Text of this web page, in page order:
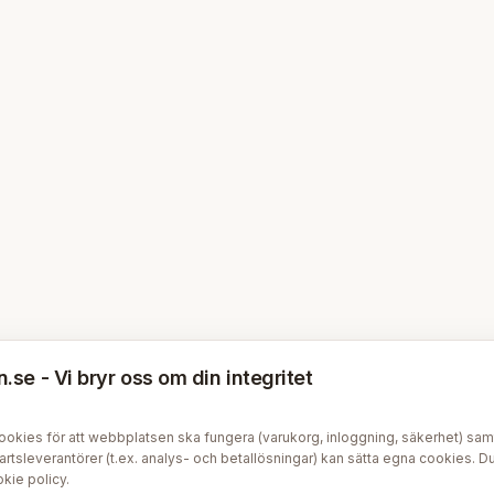
- Vi bryr oss om din integritet
för att webbplatsen ska fungera (varukorg, inloggning, säkerhet)
(t.ex. analys- och betallösningar) kan sätta egna cookies.
policy.